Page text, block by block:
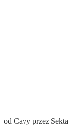
Cavy przez Sekta